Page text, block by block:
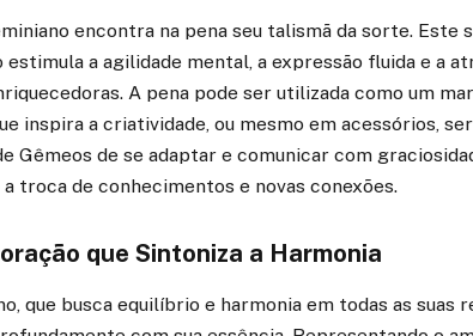
encontra na pena seu talismã da sorte. Este
a agilidade mental, a expressão fluida e a
A pena pode ser utilizada como um
inspira a criatividade, ou mesmo em acessórios,
Gêmeos de se adaptar e comunicar com
troca de conhecimentos e novas conexões.
que Sintoniza a Harmonia
que busca equilíbrio e harmonia em todas as suas